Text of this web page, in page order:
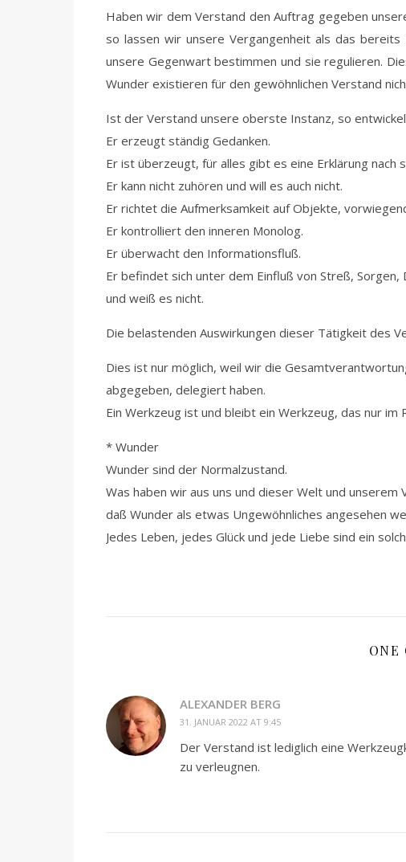
Haben wir dem Verstand den Auftrag gegeben
so lassen wir unsere Vergangenheit als das
unsere Gegenwart bestimmen und sie regulieren.
Wunder existieren für den gewöhnlichen Verstand
Ist der Verstand unsere oberste Instanz, so
Er erzeugt ständig Gedanken.
Er ist überzeugt, für alles gibt es eine Erklärung nach
Er kann nicht zuhören und will es auch nicht.
Er richtet die Aufmerksamkeit auf Objekte,
Er kontrolliert den inneren Monolog.
Er überwacht den Informationsfluß.
Er befindet sich unter dem Einfluß von Streß,
und weiß es nicht.
Die belastenden Auswirkungen dieser Tätigkeit des
Dies ist nur möglich, weil wir die
abgegeben, delegiert haben.
Ein Werkzeug ist und bleibt ein Werkzeug, das nur im
* Wunder
Wunder sind der Normalzustand.
Was haben wir aus uns und dieser Welt und unserem
daß Wunder als etwas Ungewöhnliches angesehen
Jedes Leben, jedes Glück und jede Liebe sind ein
ONE
ALEXANDER BERG
31. JANUAR 2022 AT 9:45
Der Verstand ist lediglich eine
zu verleugnen.